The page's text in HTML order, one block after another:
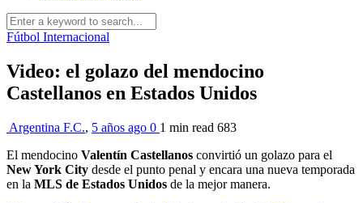
Fútbol Internacional
Video: el golazo del mendocino
Castellanos en Estados Unidos
Argentina F.C., 5 años ago 0 1 min read 683
El mendocino Valentín Castellanos convirtió un golazo para el
New York City desde el punto penal y encara una nueva temporada
en la MLS de Estados Unidos de la mejor manera.